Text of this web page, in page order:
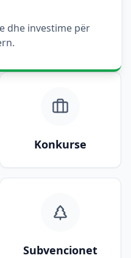
dhe investime për
Konkurse
Subvencionet